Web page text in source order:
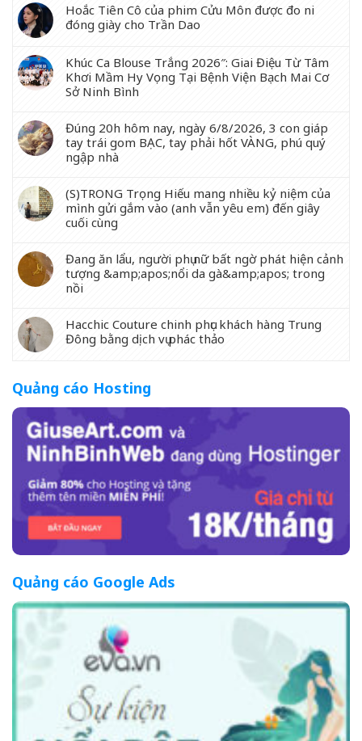
Hoắc Tiên Cô của phim Cửu Môn được đo ni
đóng giày cho Trần Dao
Khúc Ca Blouse Trắng 2026″: Giai Điệu Từ Tâm
Khơi Mầm Hy Vọng Tại Bệnh Viện Bạch Mai Cơ
Sở Ninh Bình
Đúng 20h hôm nay, ngày 6/8/2026, 3 con giáp
tay trái gom BẠC, tay phải hốt VÀNG, phú quý
ngập nhà
(S)TRONG Trọng Hiếu mang nhiều kỷ niệm của
mình gửi gắm vào (anh vẫn yêu em) đến giây
cuối cùng
Đang ăn lẩu, người phụ nữ bất ngờ phát hiện cảnh
tượng &amp;apos;nổi da gà&amp;apos; trong
nồi
Hacchic Couture chinh phục khách hàng Trung
Đông bằng dịch vụ phác thảo
Quảng cáo Hosting
Quảng cáo Google Ads